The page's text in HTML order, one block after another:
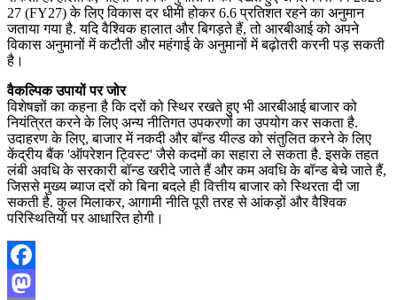
27 (FY27) के लिए विकास दर धीमी होकर 6.6 प्रतिशत रहने का अनुमान
जताया गया है. यदि वैश्विक हालात और बिगड़ते हैं, तो आरबीआई को अपने
विकास अनुमानों में कटौती और महंगाई के अनुमानों में बढ़ोतरी करनी पड़ सकती
है।
वैकल्पिक उपायों पर जोर
विशेषज्ञों का कहना है कि दरों को स्थिर रखते हुए भी आरबीआई बाजार को
नियंत्रित करने के लिए अन्य नीतिगत उपकरणों का उपयोग कर सकता है.
उदाहरण के लिए, बाजार में नकदी और बॉन्ड यील्ड को संतुलित करने के लिए
केंद्रीय बैंक 'ऑपरेशन ट्विस्ट' जैसे कदमों का सहारा ले सकता है. इसके तहत
लंबी अवधि के सरकारी बॉन्ड खरीदे जाते हैं और कम अवधि के बॉन्ड बेचे जाते हैं,
जिससे मुख्य ब्याज दरों को बिना बदले ही वित्तीय बाजार को स्थिरता दी जा
सकती है. कुल मिलाकर, आगामी नीति पूरी तरह से आंकड़ों और वैश्विक
परिस्थितियों पर आधारित होगी।
Facebook